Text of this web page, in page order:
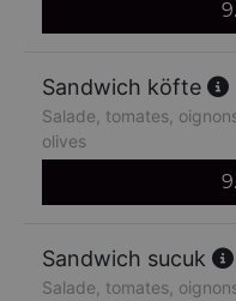
Sandwich köfte
Salade, tomates,
olives
Sandwich sucuk
Salade, tomates,